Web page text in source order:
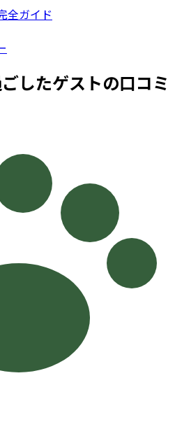
全ガイド
したゲストの口コミ